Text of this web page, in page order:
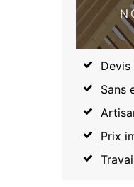
Sans
Prix